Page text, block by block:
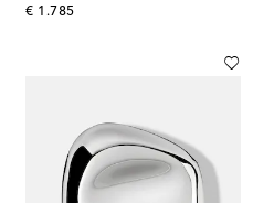
€ 1.785
original price